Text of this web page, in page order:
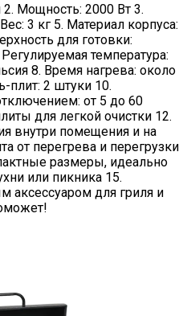
2. Мощность: 2000 Вт 3.
3 кг 5. Материал корпуса:
для готовки:
температура:
8. Время нагрева: около
плит: 2 штуки 10.
от 5 до 60
для легкой очистки 12.
внутри помещения и на
от перегрева и перегрузки
размеры, идеально
или пикника 15.
аксессуаром для гриля и